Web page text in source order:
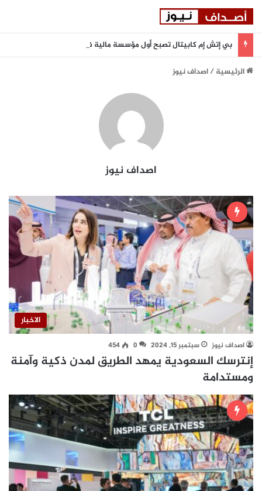
الرئيسية/اصداف نيوز
اصداف نيوز
الاخبار
اصداف نيوز سبتمبر 15, 2024 0
454
إنترسك السعودية يمهد الطريق لمدن ذكية وآمنة
ومستدامة